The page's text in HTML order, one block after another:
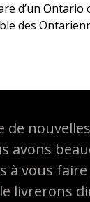
d’un Ontario
des
avons
à vous
livrerons